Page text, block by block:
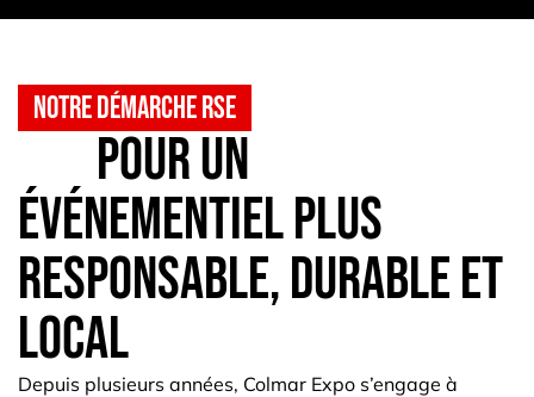
Notre démarche RSE
Pour un
événementiel plus
responsable, durable et
local
Depuis plusieurs années, Colmar Expo s’engage à